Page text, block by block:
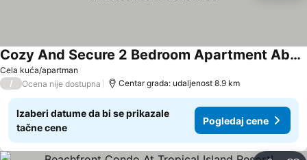
Cela kuća/apartman
Cozy And Secure 2 Bedroom Apartment About 20 Minutes From Ocho Rios
/ Ocena nije dostupna Centar grada: udaljenost 8.9 km
Izaberi datume da bi se prikazale
tačne cene
Pogledaj cene